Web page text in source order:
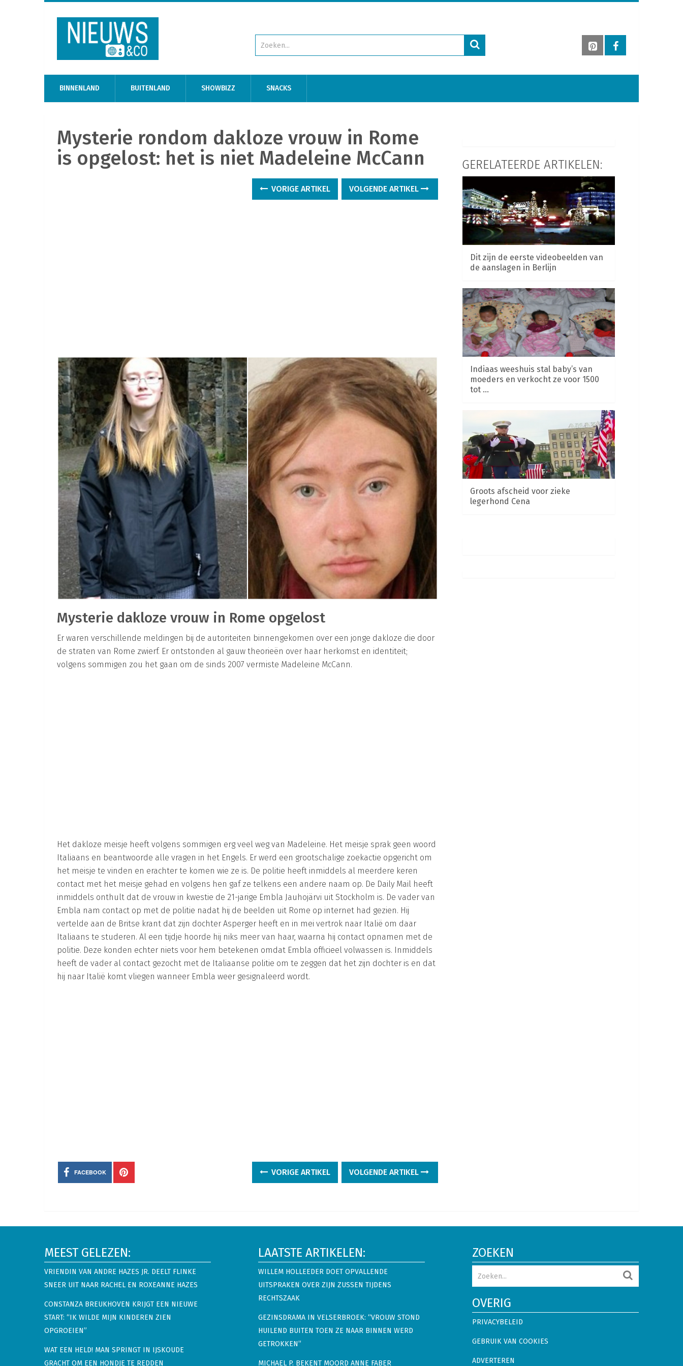
BINNENLAND BUITENLAND SHOWBIZZ SNACKS
Mysterie rondom dakloze vrouw in Rome
is opgelost: het is niet Madeleine McCann
VORIGE ARTIKEL VOLGENDE ARTIKEL
Mysterie dakloze vrouw in Rome opgelost
Er waren verschillende meldingen bij de autoriteiten binnengekomen over een jonge dakloze die door
de straten van Rome zwierf. Er ontstonden al gauw theorieën over haar herkomst en identiteit;
volgens sommigen zou het gaan om de sinds 2007 vermiste Madeleine McCann.
Het dakloze meisje heeft volgens sommigen erg veel weg van Madeleine. Het meisje sprak geen woord
Italiaans en beantwoorde alle vragen in het Engels. Er werd een grootschalige zoekactie opgericht om
het meisje te vinden en erachter te komen wie ze is. De politie heeft inmiddels al meerdere keren
contact met het meisje gehad en volgens hen gaf ze telkens een andere naam op. De Daily Mail heeft
inmiddels onthult dat de vrouw in kwestie de 21-jarige Embla Jauhojärvi uit Stockholm is. De vader van
Embla nam contact op met de politie nadat hij de beelden uit Rome op internet had gezien. Hij
vertelde aan de Britse krant dat zijn dochter Asperger heeft en in mei vertrok naar Italië om daar
Italiaans te studeren. Al een tijdje hoorde hij niks meer van haar, waarna hij contact opnamen met de
politie. Deze konden echter niets voor hem betekenen omdat Embla officieel volwassen is. Inmiddels
heeft de vader al contact gezocht met de Italiaanse politie om te zeggen dat het zijn dochter is en dat
hij naar Italië komt vliegen wanneer Embla weer gesignaleerd wordt.
FACEBOOK VORIGE ARTIKEL VOLGENDE ARTIKEL
GERELATEERDE ARTIKELEN:
Dit zijn de eerste videobeelden van
de aanslagen in Berlijn
Indiaas weeshuis stal baby’s van
moeders en verkocht ze voor 1500
tot …
Groots afscheid voor zieke
legerhond Cena
MEEST GELEZEN:
VRIENDIN VAN ANDRE HAZES JR. DEELT FLINKE
SNEER UIT NAAR RACHEL EN ROXEANNE HAZES
CONSTANZA BREUKHOVEN KRIJGT EEN NIEUWE
START: “IK WILDE MIJN KINDEREN ZIEN
OPGROEIEN”
WAT EEN HELD! MAN SPRINGT IN IJSKOUDE
GRACHT OM EEN HONDJE TE REDDEN
LAATSTE ARTIKELEN:
WILLEM HOLLEEDER DOET OPVALLENDE
UITSPRAKEN OVER ZIJN ZUSSEN TIJDENS
RECHTSZAAK
GEZINSDRAMA IN VELSERBROEK: “VROUW STOND
HUILEND BUITEN TOEN ZE NAAR BINNEN WERD
GETROKKEN”
MICHAEL P. BEKENT MOORD ANNE FABER
ZOEKEN
OVERIG
PRIVACYBELEID
GEBRUIK VAN COOKIES
ADVERTEREN